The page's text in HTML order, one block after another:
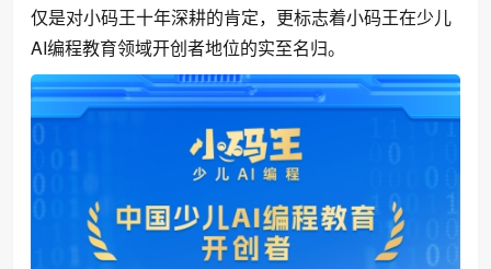
仅是对小码王十年深耕的肯定，更标志着小码王在少儿
AI编程教育领域开创者地位的实至名归。